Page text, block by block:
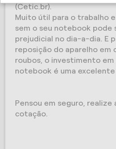
(Cetic.br).
Muito útil para o trabalho
sem o seu notebook pode
prejudicial no dia-a-dia. E
reposição do aparelho em
roubos, o investimento em
notebook é uma excelente
Pensou em seguro, realize
cotação.